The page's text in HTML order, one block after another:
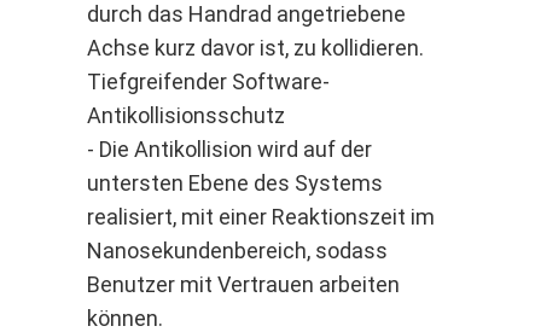
durch das Handrad angetriebene
Achse kurz davor ist, zu kollidieren.
Tiefgreifender Software-
Antikollisionsschutz
- Die Antikollision wird auf der
untersten Ebene des Systems
realisiert, mit einer Reaktionszeit im
Nanosekundenbereich, sodass
Benutzer mit Vertrauen arbeiten
können.